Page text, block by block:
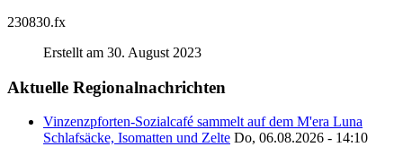
230830.fx
Erstellt am 30. August 2023
Aktuelle Regionalnachrichten
Vinzenzpforten-Sozialcafé sammelt auf dem M'era Luna
Schlafsäcke, Isomatten und Zelte Do, 06.08.2026 - 14:10